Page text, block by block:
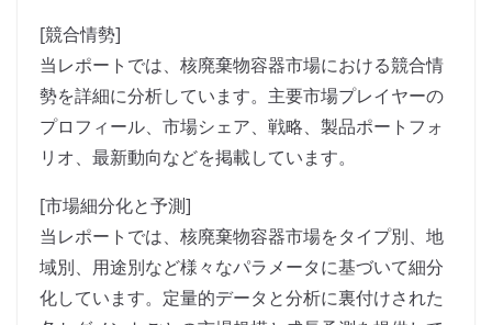
[競合情勢]
当レポートでは、核廃棄物容器市場における競合情
勢を詳細に分析しています。主要市場プレイヤーの
プロフィール、市場シェア、戦略、製品ポートフォ
リオ、最新動向などを掲載しています。
[市場細分化と予測]
当レポートでは、核廃棄物容器市場をタイプ別、地
域別、用途別など様々なパラメータに基づいて細分
化しています。定量的データと分析に裏付けされた